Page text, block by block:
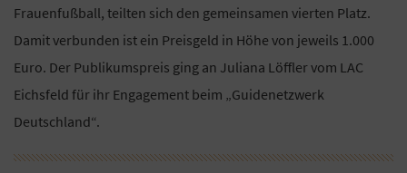
Frauenfußball, teilten sich den gemeinsamen vierten Platz.
Damit verbunden ist ein Preisgeld in Höhe von jeweils 1.000
Euro. Der Publikumspreis ging an Juliana Löffler vom LAC
Eichsfeld für ihr Engagement beim „Guidenetzwerk
Deutschland“.